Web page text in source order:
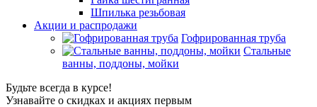
Шпилька резьбовая
Акции и распродажи
Гофрированная труба
Стальные
ванны, поддоны, мойки
Будьте всегда в курсе!
Узнавайте о скидках и акциях первым